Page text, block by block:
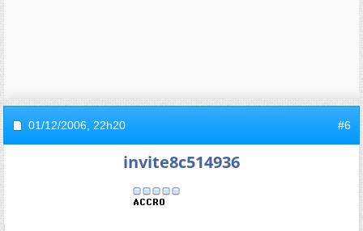
01/12/2006, 22h20 #6
invite8c514936